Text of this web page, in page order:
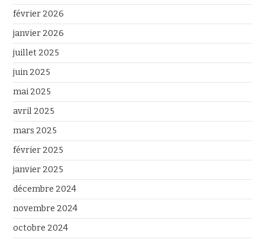
février 2026
janvier 2026
juillet 2025
juin 2025
mai 2025
avril 2025
mars 2025
février 2025
janvier 2025
décembre 2024
novembre 2024
octobre 2024